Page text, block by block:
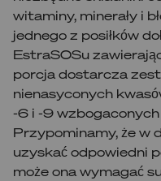
witaminy, minerały i
jednego z posiłków
EstraSOSu
porcja dostarcza
nienasyconych
-6 i -9
Przypominamy, że w
uzyskać odpowiedni
może ona wymagać